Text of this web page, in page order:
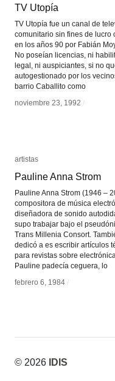
TV Utopía
TV Utopía fue un canal de
comunitario sin fines de lucro
en los años 90 por Fabián
No poseían licencias, ni
legal, ni auspiciantes, si no
autogestionado por los
barrio Caballito como
noviembre 23, 1992 /
TV Utopía
noviembre 23, 1992 /
artistas
Pauline Anna Strom
Pauline Anna Strom (1946 –
compositora de música
diseñadora de sonido
supo trabajar bajo el
Trans Millenia Consort.
dedicó a es escribir artículos
para revistas sobre electrónica.
Pauline padecía ceguera, lo
febrero 6, 1984 /
artistas
Pauline Anna Strom
febrero 6, 1984 /
© 2026 IDIS